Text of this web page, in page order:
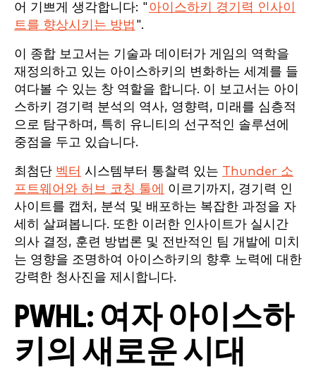
어 기쁘게 생각합니다: "아이스하키 경기력 인사이
트를 향상시키는 방법 ".
이 종합 보고서는 기술과 데이터가 게임의 역학을
재정의하고 있는 아이스하키의 변화하는 세계를 들
여다볼 수 있는 창 역할을 합니다. 이 보고서는 아이
스하키 경기력 분석의 역사, 영향력, 미래를 심층적
으로 탐구하며, 특히 유니티의 선구적인 솔루션에
중점을 두고 있습니다.
최첨단 벡터 시스템부터 통찰력 있는 Thunder 소
프트웨어와 허브 코칭 툴에
이르기까지, 경기력 인
사이트를 캡처, 분석 및 배포하는 복잡한 과정을 자
세히 살펴봅니다. 또한 이러한 인사이트가 실시간
의사 결정, 훈련 방법론 및 전반적인 팀 개발에 미치
는 영향을 조명하여 아이스하키의 향후 노력에 대한
강력한 청사진을 제시합니다.
PWHL: 여자 아이스하
키의 새로운 시대